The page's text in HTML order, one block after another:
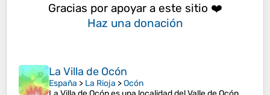
Gracias por apoyar a este sitio ❤️
Haz una donación
La Villa de Ocón
España > La Rioja >Ocón